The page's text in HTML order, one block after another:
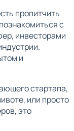
пропитчить
с
инвесторами
и
стартапа,
или просто
это